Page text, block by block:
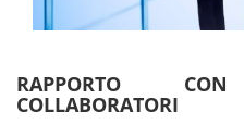
RAPPORTO
COLLABORATORI